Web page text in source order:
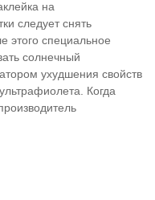
на
следует снять
этого специальное
солнечный
ухудшения свойств
Когда